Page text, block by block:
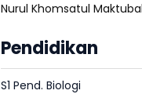
Nurul Khomsatul
Pendidikan
S1 Pend. Biologi